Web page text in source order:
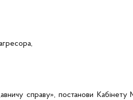
справу», постанови